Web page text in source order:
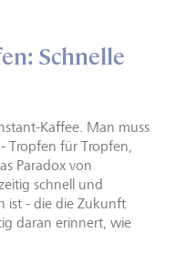
Schnelle
Kaffee. Man muss
Tropfen für Tropfen,
Paradox von
schnell und
ist - die die Zukunft
daran erinnert, wie